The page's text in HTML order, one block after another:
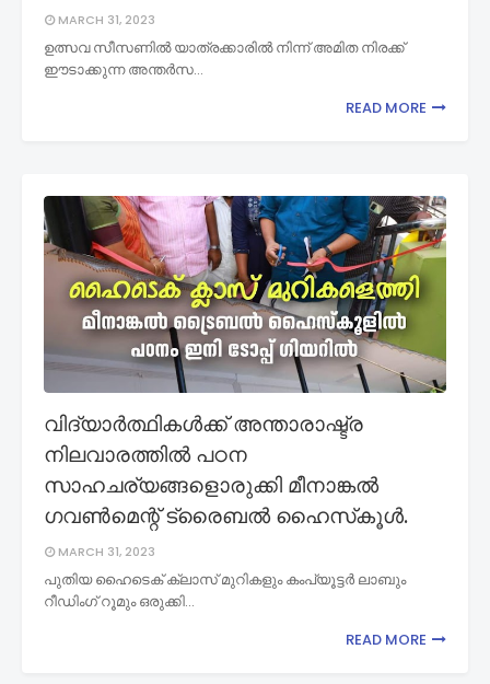
MARCH 31, 2023
ഉത്സവ സീസണിൽ യാത്രക്കാരില്‍ നിന്ന് അമിത നിരക്ക്
ഈടാക്കുന്ന അന്തര്‍സ…
READ MORE
വിദ്യാർത്ഥികൾക്ക് അന്താരാഷ്ട്ര
നിലവാരത്തിൽ പഠന
സാഹചര്യങ്ങളൊരുക്കി മീനാങ്കൽ
ഗവൺമെന്റ് ട്രൈബൽ ഹൈസ്‌കൂൾ.
MARCH 31, 2023
പുതിയ ഹൈടെക് ക്ലാസ് മുറികളും കംപ്യൂട്ടർ ലാബും
റീഡിംഗ് റൂമും ഒരുക്കി…
READ MORE